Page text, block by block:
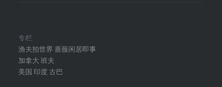
专栏
渔夫拍世界蔷薇闲居即事
加拿大 班夫
美国 印度 古巴